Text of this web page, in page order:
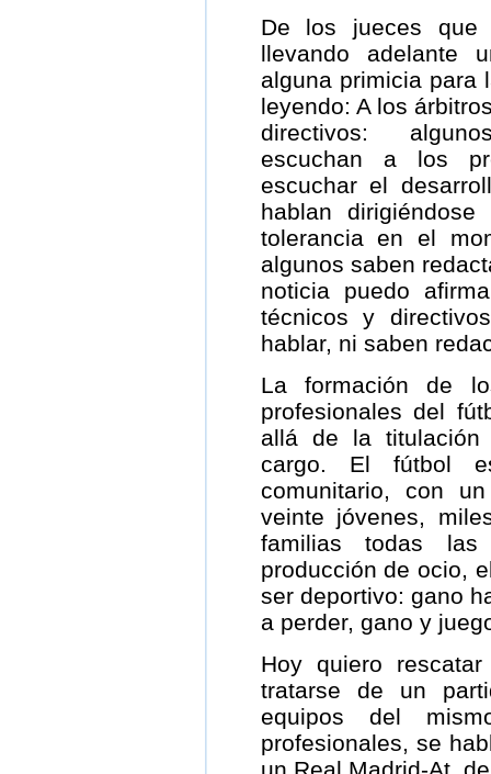
De los jueces que
llevando adelante
alguna primicia para
leyendo: A los
directivos:
escuchan a los
escuchar el
hablan
tolerancia en el
algunos saben
noticia puedo
técnicos y
hablar, ni saben
La formación de
profesionales del
allá de la titulación
cargo. El fútbol
comunitario, con
veinte jóvenes,
familias todas
producción de ocio,
ser deportivo: gano
a perder, gano y
Hoy quiero
tratarse de un
equipos del
profesionales, se